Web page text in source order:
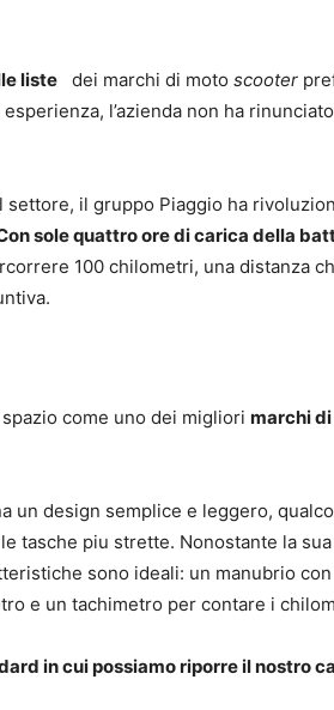
liste dei marchi di moto scooter
l’azienda non ha
il gruppo Piaggio ha
sole quattro ore di carica della
100 chilometri, una distanza
come uno dei migliori marchi
un design semplice e leggero,
tasche piu strette. Nonostante la
sono ideali: un manubrio
e un tachimetro per contare i
in cui possiamo riporre il nostro